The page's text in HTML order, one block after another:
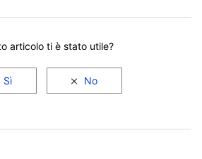
articolo ti è stato utile?